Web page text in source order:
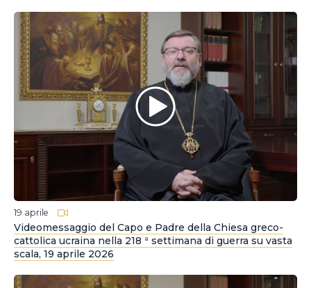
19 aprile
Videomessaggio del Capo e Padre della Chiesa greco-
cattolica ucraina nella 218 ª settimana di guerra su vasta
scala, 19 aprile 2026